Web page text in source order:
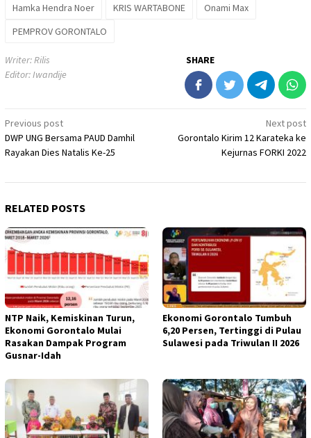
Hamka Hendra Noer KRIS WARTABONE
Onami Max
PEMPROV GORONTALO
Writer: Rilis
Editor: Iwandije
SHARE
Post
navigation
Previous post
DWP UNG Bersama PAUD Damhil
Rayakan Dies Natalis Ke-25
Next post
Gorontalo Kirim 12 Karateka ke
Kejurnas FORKI 2022
RELATED POSTS
NTP Naik, Kemiskinan Turun,
Ekonomi Gorontalo Mulai
Rasakan Dampak Program
Gusnar-Idah
Ekonomi Gorontalo Tumbuh
6,20 Persen, Tertinggi di Pulau
Sulawesi pada Triwulan II 2026